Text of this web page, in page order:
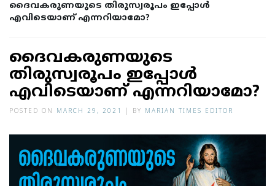
ദൈവകരുണയുടെ തിരുസ്വരൂപം ഇപ്പോള്‍
എവിടെയാണ് എന്നറിയാമോ?
ദൈവകരുണയുടെ
തിരുസ്വരൂപം ഇപ്പോള്‍
എവിടെയാണ് എന്നറിയാമോ?
POSTED ON MARCH 29, 2021 BY MARIAN TIMES EDITOR